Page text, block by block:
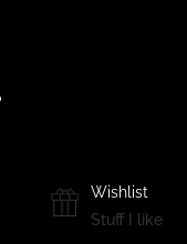
Wishlist
Stuff I like